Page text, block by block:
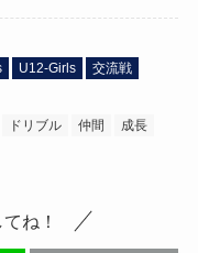
U12-Girls
交流戦
ドリブル 仲間
成長
ね！